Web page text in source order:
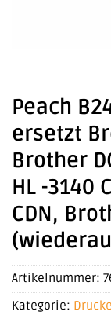
Peach
ersetzt
Brother
HL -3140
CDN,
Artikelnummer:
Kategorie: